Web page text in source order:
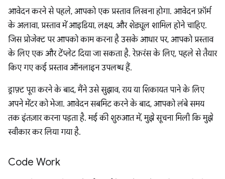
आवेदन करने से पहले, आपको एक प्रस्ताव लिखना होगा. आवेदन फ़ॉर्म
के अलावा, प्रस्ताव में आइडिया, लक्ष्य, और शेड्यूल शामिल होने चाहिए.
जिस प्रोजेक्ट पर आपको काम करना है उसके आधार पर, आपको प्रस्ताव
के लिए एक और टेंप्लेट दिया जा सकता है. रेफ़रंस के लिए, पहले से तैयार
किए गए कई प्रस्ताव ऑनलाइन उपलब्ध हैं.
ड्राफ़्ट पूरा करने के बाद, मैंने उसे सुझाव, राय या शिकायत पाने के लिए
अपने मेंटर को भेजा. आवेदन सबमिट करने के बाद, आपको लंबे समय
तक इंतज़ार करना पड़ता है. मई की शुरुआत में, मुझे सूचना मिली कि मुझे
स्वीकार कर लिया गया है.
Code Work